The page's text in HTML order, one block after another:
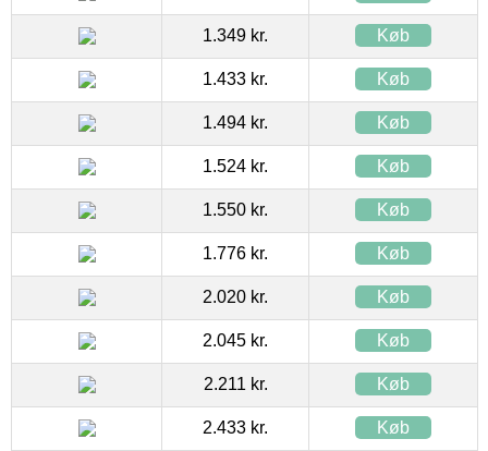
1.349 kr. Køb
1.433 kr. Køb
1.494 kr. Køb
1.524 kr. Køb
1.550 kr. Køb
1.776 kr. Køb
2.020 kr. Køb
2.045 kr. Køb
2.211 kr. Køb
2.433 kr. Køb